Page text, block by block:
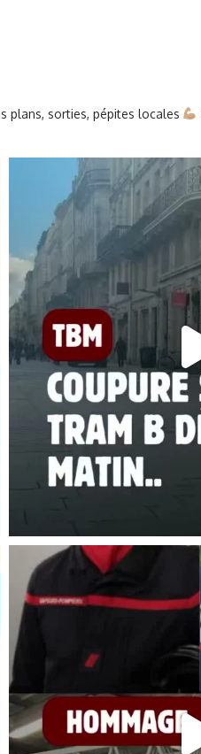
plans, sorties, pépites locales